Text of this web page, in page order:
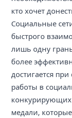
кто хочет
Социальные
быстрого
лишь одну
более
достигается
работы в
конкурирующих
медали,